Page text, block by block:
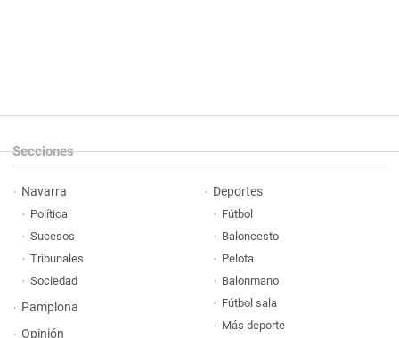
Secciones
Navarra
Política
Sucesos
Tribunales
Sociedad
Pamplona
Opinión
Deportes
Fútbol
Baloncesto
Pelota
Balonmano
Fútbol sala
Más deporte